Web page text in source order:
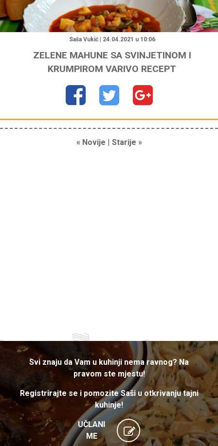
"
Saša Vukić | 24.04.2021 u 10:06
ZELENE MAHUNE SA SVINJETINOM I
KRUMPIROM VARIVO RECEPT
« Novije | Starije »
Svi znaju da Vam u kuhinji nema ravnog? Na
pravom ste mjestu!
Registrirajte se i pomozite Saši u otkrivanju tajni
kuhinje!
UČLANI
ME